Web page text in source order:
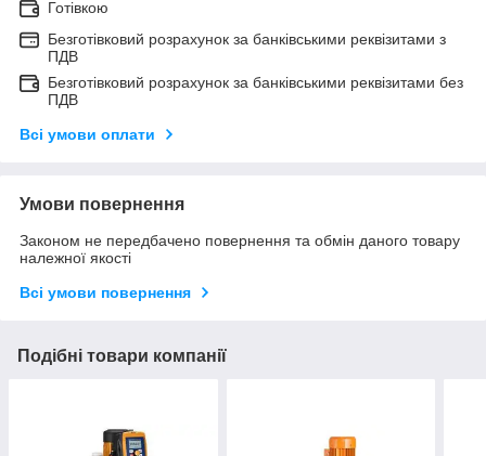
Готівкою
Безготівковий розрахунок за банківськими реквізитами з
ПДВ
Безготівковий розрахунок за банківськими реквізитами без
ПДВ
Всі умови оплати
Умови повернення
Законом не передбачено повернення та обмін даного товару
належної якості
Всі умови повернення
Подібні товари компанії